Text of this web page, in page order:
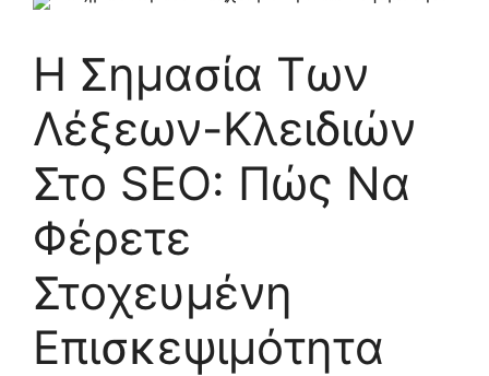
Η Σημασία Των
Λέξεων-Κλειδιών
Στο SEO: Πώς Να
Φέρετε
Στοχευμένη
Επισκεψιμότητα